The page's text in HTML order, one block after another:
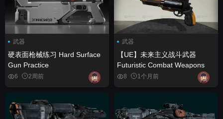
武器
硬表面枪械练习 Hard Surface
Gun Practice
6 2周前
武器
【UE】未来主义战斗武器
Futuristic Combat Weapons
8 1个月前